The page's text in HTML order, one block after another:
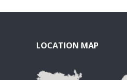
LOCATION MAP